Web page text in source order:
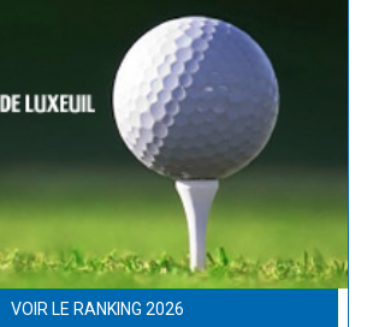
VOIR LE RANKING 2026